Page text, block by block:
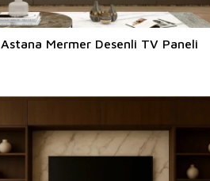
Astana Mermer Desenli TV Paneli